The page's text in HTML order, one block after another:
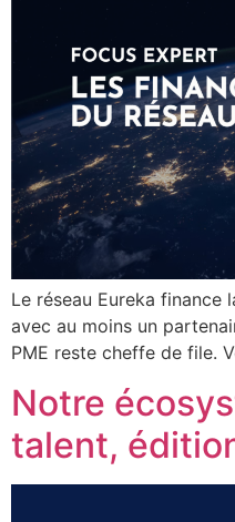
Le réseau Eureka finance
avec au moins un
PME reste cheffe de file.
Notre
talent,